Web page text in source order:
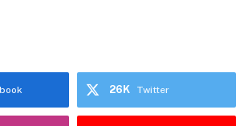
Twitter
26K